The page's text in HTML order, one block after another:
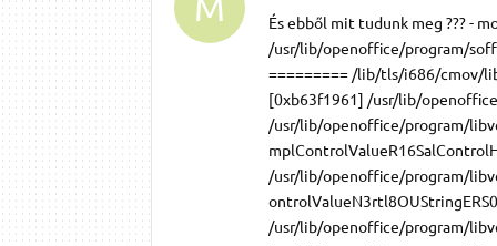
És ebből mit tudunk meg ??? - moji@athos:~$ ooffice -calc moji@athos:~$ *** glibc detected *** /usr/lib/openoffice/program/soffice.bin: munmap_chunk(): invalid pointer: 0x08a6fbc0 *** ======= Backtrace: ========= /lib/tls/i686/cmov/libc.so.6(cfree+0x1bb)[0xb6b0f92b] /usr/lib/libglib-2.0.so.0(g_free+0x31)[0xb63f1961] /usr/lib/openoffice/program/libvclplug_gtk680li.so[0xb5813d29] /usr/lib/openoffice/program/libvcl680li.so(_ZN11SalGraphics22GetNativeControlRegionEmmRK6RegionmRK16ImplControlValueR16SalControlHandleRKN3rtl8OUStringERS0_SC_PK12OutputDevice+0x17b)[0xb7ddca8b] /usr/lib/openoffice/program/libvcl680li.so(_ZN6Window22GetNativeControlRegionEmmRK6RegionmRK16ImplControlValueN3rtl8OUStringERS0_S8_+0x103)[0xb7e9d633] /usr/lib/openoffice/program/libvcl680li.so(_ZN7ListBox6ResizeEv+0x18c)[0xb7ee6d9c] /usr/lib/openoffice/program/libvcl680li.so[0xb7e83d14] /usr/lib/openoffice/program/libvcl680li.so(_ZN6Window4ShowEht+0xca)[0xb7e864ea] /usr/lib/openoffice/program/libvcl680li.so(_ZN7ListBoxC1EP6WindowRK5ResId+0xd6)[0xb7ee5576] /usr/lib/openoffice/program/libsfx680li.so[0xb31c4705] /usr/lib/openoffice/program/libsfx680li.so[0xb31c542b] /usr/lib/openoffice/program/libsfx680li.so[0xb31d3114] /usr/lib/openoffice/program/libsfx680li.so[0xb31d32c4] /usr/lib/openoffice/program/libsfx680li.so(_ZN12SfxTabDialog7ExecuteEv+0x37)[0xb31d34a7] /usr/lib/openoffice/program/libscui680li.so[0xadc13297] /usr/lib/openoffice/program/libsc680li.so(_ZN10ScDocShell16ExecutePageStyleER12SfxViewShellR10SfxRequests+0x12d)[0xb143c13d] /usr/lib/openoffice/program/libsc680li.so[0xb14d8bc6] /usr/lib/openoffice/program/libsc680li.so[0xb14d9198] /usr/lib/openoffice/program/libsfx680li.so[0xb3110b4a] /usr/lib/openoffice/program/libsfx680li.so(_ZN13SfxDispatcher8_ExecuteER8SfxShellRK7SfxSlotR10SfxRequestt+0x93)[0xb31113f3] /usr/lib/openoffice/program/libsfx680li.so[0xb3103ee0] /usr/lib/openoffice/program/libsfx680li.so[0xb31309eb] /usr/lib/openoffice/program/libsfx680li.so[0xb3131421] /usr/lib/openoffice/program/libfwk680li.so[0xb2ae6bef] /usr/lib/openoffice/program/libvcl680li.so[0xb7e97e66] /usr/lib/openoffice/program/libvclplug_gen680li.so(_ZN10SalDisplay21DispatchInternalEventEv+0xbc)[0xb53f616c] /usr/lib/openoffice/program/libvclplug_gtk680li.so[0xb57f3041] /usr/lib/openoffice/program/libvclplug_gtk680li.so[0xb57f3081] /usr/lib/libglib-2.0.so.0[0xb63e8551] /usr/lib/libglib-2.0.so.0(g_main_context_dispatch+0x17c)[0xb63ea11c] /usr/lib/libglib-2.0.so.0[0xb63ed55f] /usr/lib/libglib-2.0.so.0(g_main_context_iteration+0x65)[0xb63edac5] /usr/lib/openoffice/program/libvclplug_gtk680li.so[0xb57f5171] /usr/lib/openoffice/program/libvclplug_gen680li.so(_ZN14X11SalInstance5YieldEbb+0x37)[0xb53fd927] /usr/lib/openoffice/program/libvcl680li.so(_ZN11Application5YieldEb+0x59)[0xb7c97559] /usr/lib/openoffice/program/libvcl680li.so(_ZN11Application7ExecuteEv+0x3c)[0xb7c9767c] /usr/lib/openoffice/program/soffice.bin(_ZN7desktop7Desktop4MainEv+0x145d)[0x806f07d] /usr/lib/openoffice/program/libvcl680li.so[0xb7c9d34c] /usr/lib/openoffice/program/libvcl680li.so(_Z6SVMainv+0x35)[0xb7c9d455] /usr/lib/openoffice/program/soffice.bin(main+0xcf)[0x806150f] /lib/tls/i686/cmov/libc.so.6(__libc_start_main+0xe0)[0xb6ab8050] /usr/lib/openoffice/program/